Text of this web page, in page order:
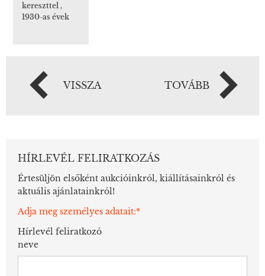
kereszttel ,
1930-as évek
VISSZA TOVÁBB
HÍRLEVÉL FELIRATKOZÁS
Értesüljön elsőként aukcióinkról, kiállításainkról és
aktuális ajánlatainkról!
Adja meg személyes adatait:*
Hírlevél feliratkozó
neve